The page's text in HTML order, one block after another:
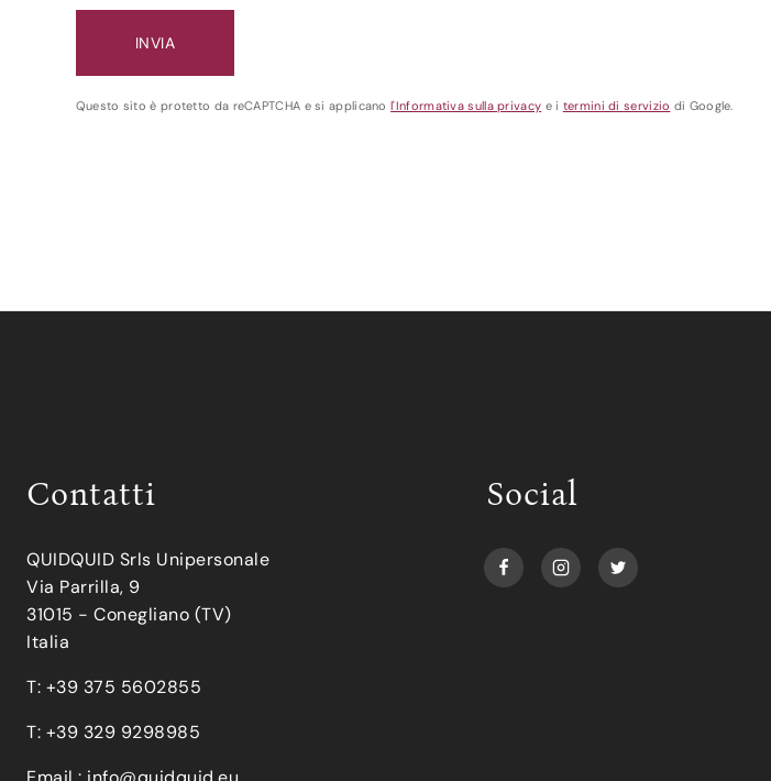
Questo sito è protetto da reCAPTCHA e si applicanol'Informativa sulla privacy e i termini di servizio di Google.
Contatti
QUIDQUID Srls Unipersonale
Via Parrilla, 9
31015 - Conegliano (TV)
Italia
T: +39 375 5602855
T: +39 329 9298985
Social